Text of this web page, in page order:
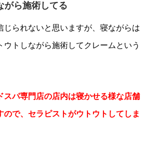
がら施術してる
じられないと思いますが、寝ながらは
ウトしながら施術してクレームという
スパ専門店の店内は寝かせる様な店舗
ので、セラピストがウトウトしてしま